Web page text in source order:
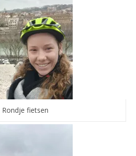
Rondje fietsen